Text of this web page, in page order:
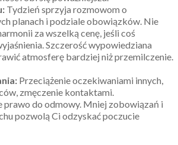
Tydzień sprzyja rozmowom o
planach i podziale obowiązków. Nie
za wszelką cenę, jeśli coś
Szczerość wypowiedziana
atmosferę bardziej niż przemilczenie.
Przeciążenie oczekiwaniami innych,
zmęczenie kontaktami.
prawo do odmowy. Mniej zobowiązań i
pozwolą Ci odzyskać poczucie